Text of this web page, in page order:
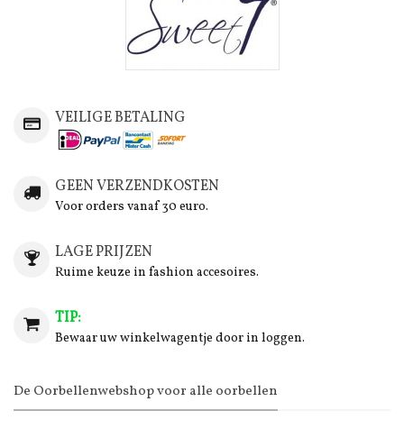
VEILIGE BETALING
GEEN VERZENDKOSTEN
Voor orders vanaf 30 euro.
LAGE PRIJZEN
Ruime keuze in fashion accesoires.
TIP:
Bewaar uw winkelwagentje door in loggen.
De Oorbellenwebshop voor alle oorbellen